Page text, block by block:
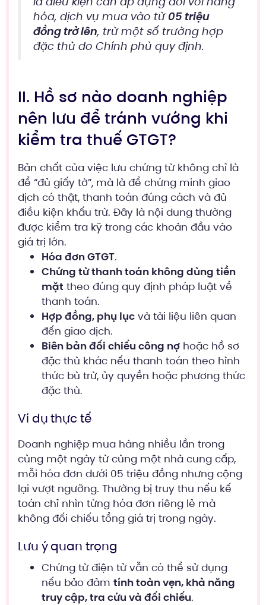
hóa, dịch vụ mua vào từ 05 triệu
đồng trở lên, trừ một số trường hợp
đặc thù do Chính phủ quy định.
II. Hồ sơ nào doanh nghiệp
nên lưu để tránh vướng khi
kiểm tra thuế GTGT?
Bản chất của việc lưu chứng từ không chỉ là
để “đủ giấy tờ”, mà là để chứng minh giao
dịch có thật, thanh toán đúng cách và đủ
điều kiện khấu trừ. Đây là nội dung thường
được kiểm tra kỹ trong các khoản đầu vào
giá trị lớn.
Hóa đơn GTGT.
Chứng từ thanh toán không dùng tiền
mặt theo đúng quy định pháp luật về
thanh toán.
Hợp đồng, phụ lục và tài liệu liên quan
đến giao dịch.
Biên bản đối chiếu công nợ hoặc hồ sơ
đặc thù khác nếu thanh toán theo hình
thức bù trừ, ủy quyền hoặc phương thức
đặc thù.
Ví dụ thực tế
Doanh nghiệp mua hàng nhiều lần trong
cùng một ngày từ cùng một nhà cung cấp,
mỗi hóa đơn dưới 05 triệu đồng nhưng cộng
lại vượt ngưỡng. Thường bị truy thu nếu kế
toán chỉ nhìn từng hóa đơn riêng lẻ mà
không đối chiếu tổng giá trị trong ngày.
Lưu ý quan trọng
Chứng từ điện tử vẫn có thể sử dụng
nếu bảo đảm tính toàn vẹn, khả năng
truy cập, tra cứu và đối chiếu.